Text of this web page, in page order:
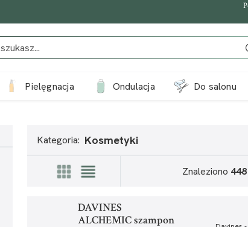
Pielęgnacja Ondulacja Do salonu
Kategoria: Kosmetyki
Znaleziono 448
DAVINES
ALCHEMIC szampon